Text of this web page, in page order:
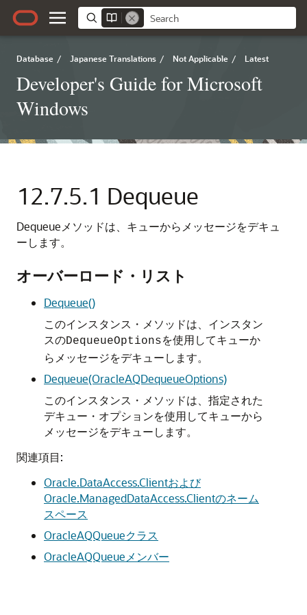
Database / Japanese Translations / Not Applicable / Latest
Developer's Guide for Microsoft
Windows
12.7.5.1 Dequeue
Dequeueメソッドは、キューからメッセージをデキュ
ーします。
オーバーロード・リスト
Dequeue()
このインスタンス・メソッドは、インスタン
スのDequeueOptionsを使用してキューか
らメッセージをデキューします。
Dequeue(OracleAQDequeueOptions)
このインスタンス・メソッドは、指定された
デキュー・オプションを使用してキューから
メッセージをデキューします。
関連項目:
Oracle.DataAccess.Clientおよび
Oracle.ManagedDataAccess.Clientのネーム
スペース
OracleAQQueueクラス
OracleAQQueueメンバー